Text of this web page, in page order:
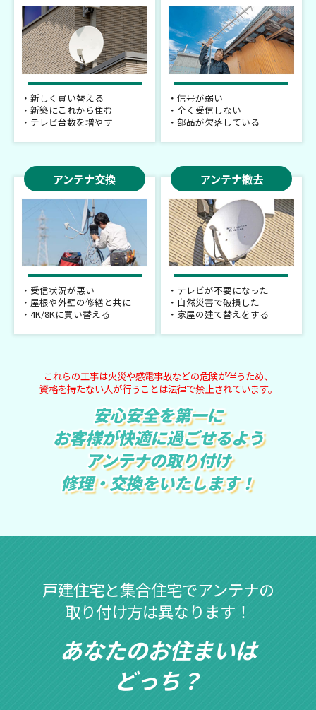
・新しく買い替える
・新築にこれから住む
・テレビ台数を増やす
・信号が弱い
・全く受信しない
・部品が欠落している
アンテナ交換
・受信状況が悪い
・屋根や外壁の修繕と共に
・4K/8Kに買い替える
アンテナ撤去
・テレビが不要になった
・自然災害で破損した
・家屋の建て替えをする
これらの工事は火災や感電事故などの危険が伴うため、
資格を持たない人が行うことは法律で禁止されています。
安心安全を第一に
お客様が快適に過ごせるよう
アンテナの取り付け
修理・交換をいたします！
戸建住宅と集合住宅でアンテナの
取り付け方は異なります！
あなたのお住まいは
どっち？